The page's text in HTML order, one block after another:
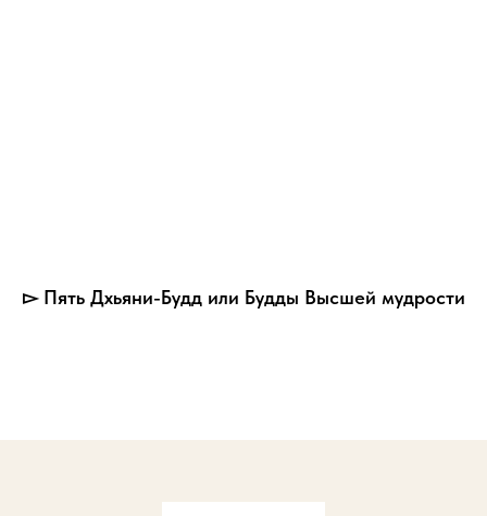
▻ Пять Дхьяни-Будд или Будды Высшей мудрости